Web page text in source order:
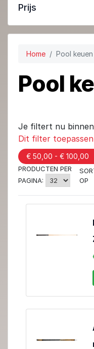
Prijs
Home Pool keuen
Pool
Je filtert nu
Dit filter
€ 50,00 - € 100,00
PRODUCTEN PER
PAGINA:
OP